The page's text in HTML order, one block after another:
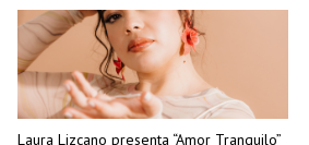
Laura Lizcano presenta “Amor Tranquilo”